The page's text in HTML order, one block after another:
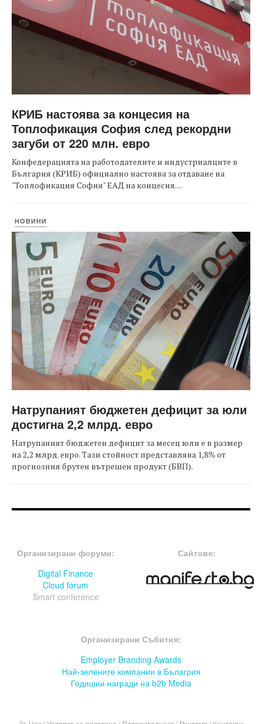
КРИБ настоява за концесия на
Топлофикация София след рекордни
загуби от 220 млн. евро
Конфедерацията на работодателите и индустриалците в
България (КРИБ) официално настоява за отдаване на
"Топлофикация София" ЕАД на концесия....
НОВИНИ
Натрупаният бюджетен дефицит за юли
достигна 2,2 млрд. евро
Натрупаният бюджетен дефицит за месец юли е в размер
на 2,2 млрд. евро. Тази стойност представлява 1,8% от
прогнозния брутен вътрешен продукт (БВП).
Организирани форуми:
Digital Finance
Cloud forum
Smart conference
Сайтове:
Организирани Събития:
Employer Branding Awards
Най-зелените компании в Бълагрия
Годишни награди на b2b Media